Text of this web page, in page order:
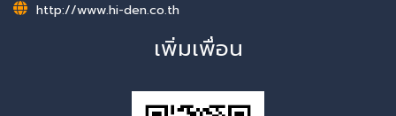
http://www.hi-den.co.th
เพิ่มเพื่อน